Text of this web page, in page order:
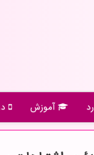
آموزش